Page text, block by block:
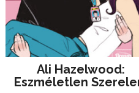
Ali Hazelwood:
Eszméletlen